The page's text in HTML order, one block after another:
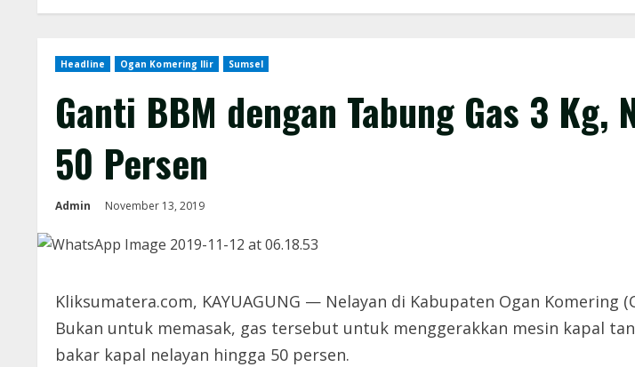
Headline Ogan Komering Ilir Sumsel
Ganti BBM dengan Tabung Gas 3
50 Persen
Admin November 13, 2019
Kliksumatera.com, KAYUAGUNG — Nelayan di Kabupaten Ogan
Bukan untuk memasak, gas tersebut untuk menggerakkan mesin kapal
bakar kapal nelayan hingga 50 persen.